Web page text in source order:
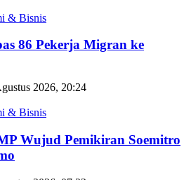
& Bisnis
86 Pekerja Migran ke
2026, 20:24
& Bisnis
Wujud Pemikiran Soemitro